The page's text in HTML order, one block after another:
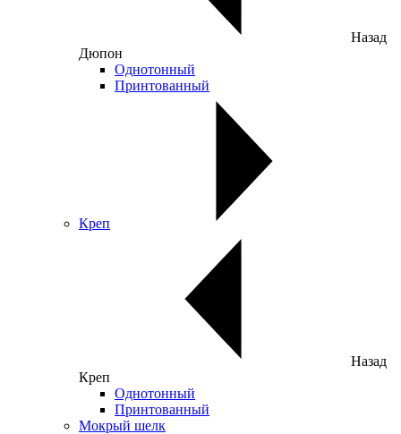
Назад
Дюпон
Однотонный
Принтованный
Креп
Назад
Креп
Однотонный
Принтованный
Мокрый шелк